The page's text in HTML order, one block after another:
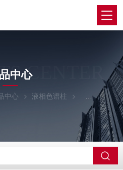
CENTER
中心
中心 液相色谱柱